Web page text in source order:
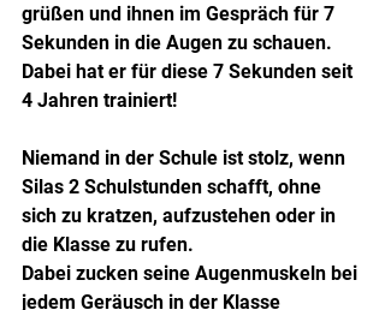
grüßen und ihnen im Gespräch für 7
Sekunden in die Augen zu schauen.
Dabei hat er für diese 7 Sekunden seit
4 Jahren trainiert!
Niemand in der Schule ist stolz, wenn
Silas 2 Schulstunden schafft, ohne
sich zu kratzen, aufzustehen oder in
die Klasse zu rufen.
Dabei zucken seine Augenmuskeln bei
jedem Geräusch in der Klasse